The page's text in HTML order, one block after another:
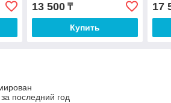
13 500₸
Купить
17
последний год